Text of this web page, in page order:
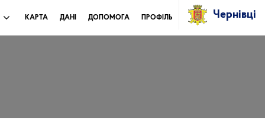
КАРТА ДАНІ ДОПОМОГА ПРОФІЛЬ Чернівці